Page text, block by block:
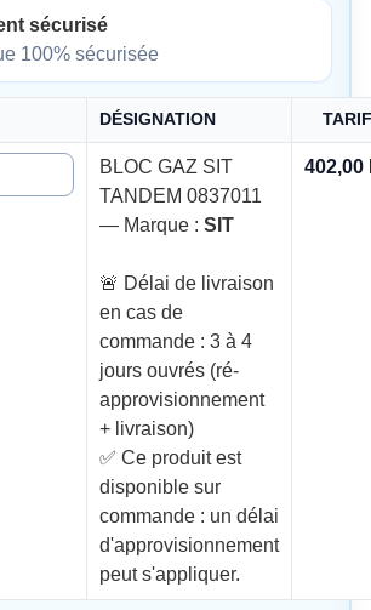
sécurisé
100% sécurisée
DÉSIGNATION
BLOC GAZ SIT
TANDEM 0837011
— Marque : SIT
🚨 Délai de livraison
en cas de
commande : 3 à 4
jours ouvrés (ré-
approvisionnement
+ livraison)
✅ Ce produit est
disponible sur
commande : un délai
d'approvisionnement
peut s'appliquer.
402,00